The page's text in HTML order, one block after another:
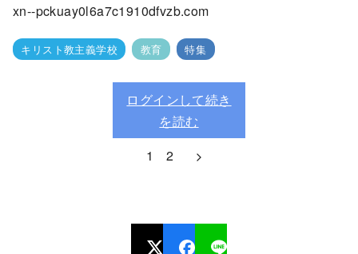
xn--pckuay0l6a7c1910dfvzb.com
キリスト教主義学校 教育 特集
ログインして続き
を読む
1
2